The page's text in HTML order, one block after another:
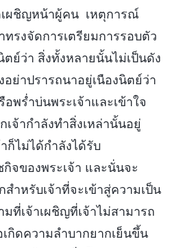
เผชิญหน้าผู้คน เหตุการณ์
ทรงจัดการเตรียมการรอบตัว
ตย์ว่า สิ่งทั้งหลายนั้นไม่เป็นดัง
อย่าปรารถนาอยู่เนืองนิตย์ว่า
พร่ำบ่นพระเจ้าและเข้าใจ
จ้ากำลังทำสิ่งเหล่านั้นอยู่
ก็ไม่ได้กำลังได้รับ
จของพระเจ้า และนั่นจะ
ำหรับเจ้าที่จะเข้าสู่ความเป็น
ที่เจ้าเผชิญที่เจ้าไม่สามารถ
เกิดความลำบากยากเย็นขึ้น